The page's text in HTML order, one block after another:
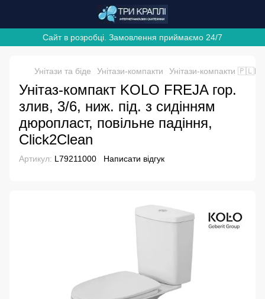
Сайт в розробці. Замовлення приймаємо 24/7
Унітази та біде Унітази-компакти Унітази-компакти
Унітаз-компакт KOLO FREJA гор.
злив, 3/6, ниж. під. з сидінням
дюропласт, повільне падіння,
Click2Clean
Артикул: L79211000 Написати відгук